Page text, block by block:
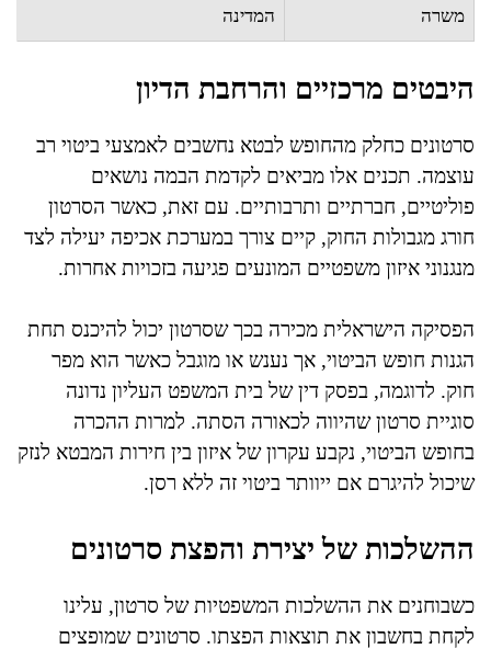
משרה
המדינה
היבטים מרכזיים והרחבת הדיון
סרטונים כחלק מהחופש לבטא נחשבים לאמצעי ביטוי רב
עוצמה. תכנים אלו מביאים לקדמת הבמה נושאים
פוליטיים, חברתיים ותרבותיים. עם זאת, כאשר הסרטון
חורג מגבולות החוק, קיים צורך במערכת אכיפה יעילה לצד
מנגנוני איזון משפטיים המונעים פגיעה בזכויות אחרות.
הפסיקה הישראלית מכירה בכך שסרטון יכול להיכנס תחת
הגנות חופש הביטוי, אך נענש או מוגבל כאשר הוא מפר
חוק. לדוגמה, בפסק דין של בית המשפט העליון נדונה
סוגיית סרטון שהיווה לכאורה הסתה. למרות ההכרה
בחופש הביטוי, נקבע עקרון של איזון בין חירות המבטא לנזק
שיכול להיגרם אם ייוותר ביטוי זה ללא רסן.
ההשלכות של יצירת והפצת סרטונים
כשבוחנים את ההשלכות המשפטיות של סרטון, עלינו
לקחת בחשבון את תוצאות הפצתו. סרטונים שמופצים